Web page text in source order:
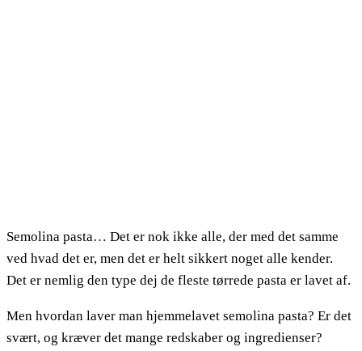
Semolina pasta… Det er nok ikke alle, der med det samme
ved hvad det er, men det er helt sikkert noget alle kender.
Det er nemlig den type dej de fleste tørrede pasta er lavet af.
Men hvordan laver man hjemmelavet semolina pasta? Er det
svært, og kræver det mange redskaber og ingredienser?